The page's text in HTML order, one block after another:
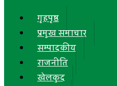
गृहपृष्ठ
प्रमुख समाचार
सम्पादकीय
राजनीति
खेलकुद